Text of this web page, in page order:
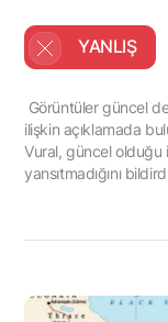
YANLIŞ
Görüntüler güncel
ilişkin açıklamada
Vural, güncel olduğu
yansıtmadığını